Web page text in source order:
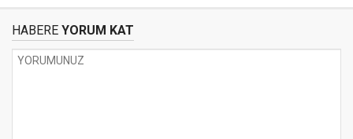
HABERE YORUM KAT